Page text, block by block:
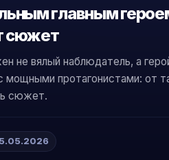
главным
сюжет
не вялый наблюдатель, а
мощными протагонистами: от
сюжет.